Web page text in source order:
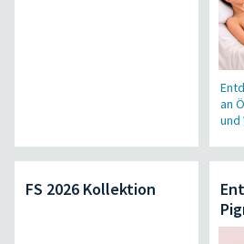
an
und
FS 2026 Kollektion